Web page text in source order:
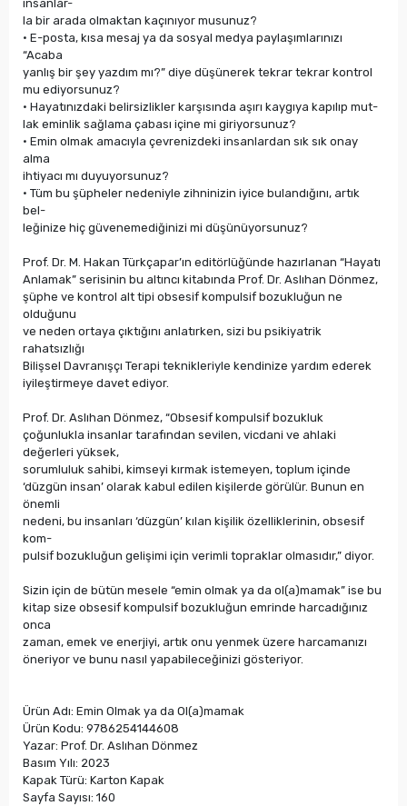
insanlar-
la bir arada olmaktan kaçınıyor musunuz?
• E-posta, kısa mesaj ya da sosyal medya paylaşımlarınızı
“Acaba
yanlış bir şey yazdım mı?” diye düşünerek tekrar tekrar kontrol
mu ediyorsunuz?
• Hayatınızdaki belirsizlikler karşısında aşırı kaygıya kapılıp mut-
lak eminlik sağlama çabası içine mi giriyorsunuz?
• Emin olmak amacıyla çevrenizdeki insanlardan sık sık onay
alma
ihtiyacı mı duyuyorsunuz?
• Tüm bu şüpheler nedeniyle zihninizin iyice bulandığını, artık
bel-
leğinize hiç güvenemediğinizi mi düşünüyorsunuz?
Prof. Dr. M. Hakan Türkçapar’ın editörlüğünde hazırlanan “Hayatı
Anlamak” serisinin bu altıncı kitabında Prof. Dr. Aslıhan Dönmez,
şüphe ve kontrol alt tipi obsesif kompulsif bozukluğun ne
olduğunu
ve neden ortaya çıktığını anlatırken, sizi bu psikiyatrik
rahatsızlığı
Bilişsel Davranışçı Terapi teknikleriyle kendinize yardım ederek
iyileştirmeye davet ediyor.
Prof. Dr. Aslıhan Dönmez, “Obsesif kompulsif bozukluk
çoğunlukla insanlar tarafından sevilen, vicdani ve ahlaki
değerleri yüksek,
sorumluluk sahibi, kimseyi kırmak istemeyen, toplum içinde
‘düzgün insan’ olarak kabul edilen kişilerde görülür. Bunun en
önemli
nedeni, bu insanları ‘düzgün’ kılan kişilik özelliklerinin, obsesif
kom-
pulsif bozukluğun gelişimi için verimli topraklar olmasıdır,” diyor.
Sizin için de bütün mesele “emin olmak ya da ol(a)mamak” ise bu
kitap size obsesif kompulsif bozukluğun emrinde harcadığınız
onca
zaman, emek ve enerjiyi, artık onu yenmek üzere harcamanızı
öneriyor ve bunu nasıl yapabileceğinizi gösteriyor.
Ürün Adı: Emin Olmak ya da Ol(a)mamak
Ürün Kodu: 9786254144608
Yazar: Prof. Dr. Aslıhan Dönmez
Basım Yılı: 2023
Kapak Türü: Karton Kapak
Sayfa Sayısı: 160